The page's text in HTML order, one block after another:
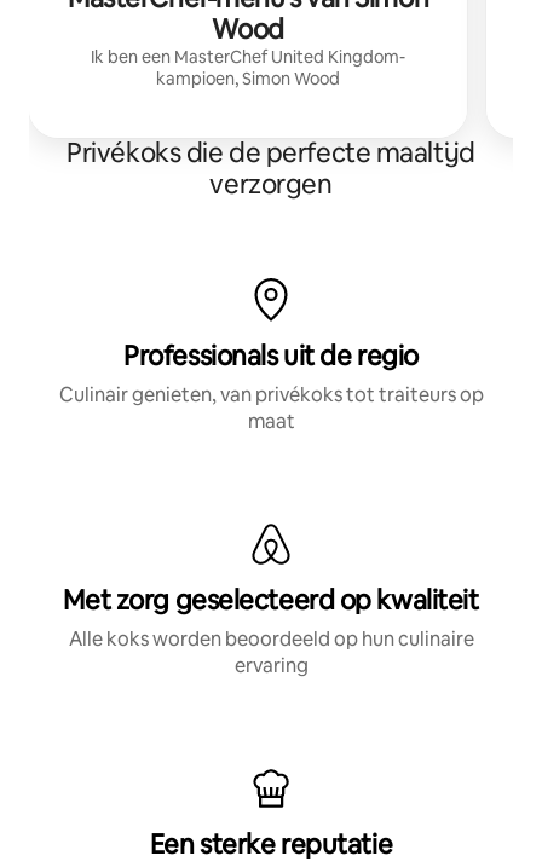
Wood
Ik ben een MasterChef United Kingdom-
kampioen, Simon Wood
Privékoks die de perfecte maaltijd
verzorgen
Professionals uit de regio
Culinair genieten, van privékoks tot traiteurs op
maat
Met zorg geselecteerd op kwaliteit
Alle koks worden beoordeeld op hun culinaire
ervaring
Een sterke reputatie